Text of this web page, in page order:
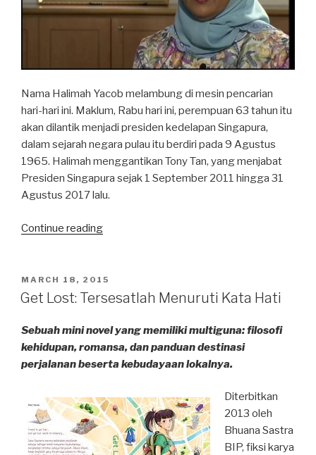
Prakerja”
Nama Halimah Yacob melambung di mesin pencarian
hari-hari ini. Maklum, Rabu hari ini, perempuan 63 tahun itu
akan dilantik menjadi presiden kedelapan Singapura,
dalam sejarah negara pulau itu berdiri pada 9 Agustus
1965. Halimah menggantikan Tony Tan, yang menjabat
Presiden Singapura sejak 1 September 2011 hingga 31
Agustus 2017 lalu.
Continue reading“Tripel
Negara
Tetangga”
POSTED
ON
MARCH 18, 2015
Get Lost: Tersesatlah Menuruti Kata Hati
Sebuah mini novel yang memiliki multiguna: filosofi
kehidupan, romansa, dan panduan destinasi
perjalanan beserta kebudayaan lokalnya.
Diterbitkan
2013 oleh
Bhuana Sastra
BIP, fiksi karya